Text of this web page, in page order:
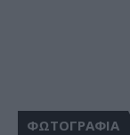
ΦΩΤΟΓΡΑΦΙΑ